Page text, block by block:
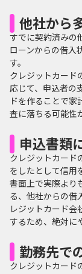
他社から
すでに契約済みの
ローンからの借入
す。
クレジットカード
応じて、申込者の
ドを作ることで
査に落ちる可能性
申込書類
クレジットカード
をしたとして信用
書面上で実際より
る、他社からの借
レジットカード会
するため、絶対に
勤務先で
クレジットカード